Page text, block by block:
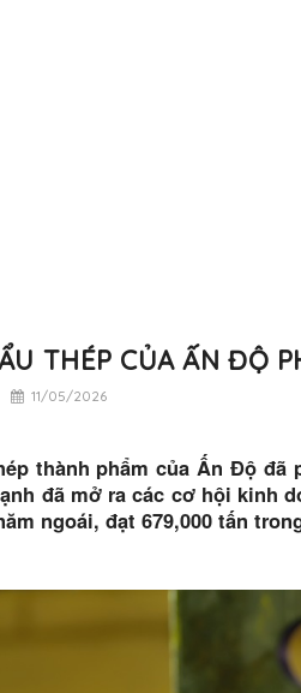
THÉP CỦA ẤN ĐỘ
11/05/2026
thành phẩm của Ấn Độ
đã mở ra các cơ hội kinh
ngoái, đạt 679,000 tấn